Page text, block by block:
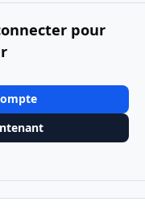
pour